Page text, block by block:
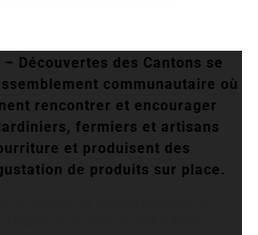
Découvertes des Cantons se
communautaire où
rencontrer et encourager
fermiers et artisans
et produisent des
de produits sur place.